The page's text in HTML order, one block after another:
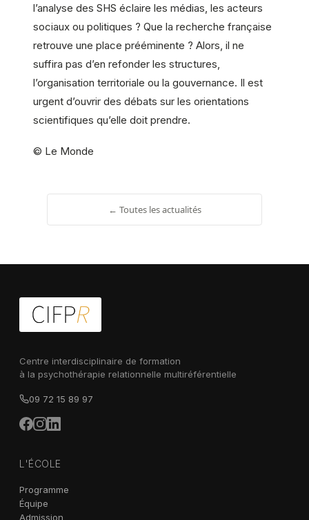
l’analyse des SHS éclaire les médias, les acteurs
sociaux ou politiques ? Que la recherche française
retrouve une place prééminente ? Alors, il ne
suffira pas d’en refonder les structures,
l’organisation territoriale ou la gouvernance. Il est
urgent d’ouvrir des débats sur les orientations
scientifiques qu’elle doit prendre.
© Le Monde
← Toutes les actualités
Centre interdisciplinaire de formation
à la psychothérapie relationnelle multiréférentielle
09 72 15 89 97
L'ÉCOLE
Programme
Équipe
Admission